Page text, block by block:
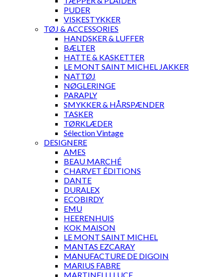
PUDER
VISKESTYKKER
TØJ & ACCESSORIES
HANDSKER & LUFFER
BÆLTER
HATTE & KASKETTER
LE MONT SAINT MICHEL JAKKER
NATTØJ
NØGLERINGE
PARAPLY
SMYKKER & HÅRSPÆNDER
TASKER
TØRKLÆDER
Sélection Vintage
DESIGNERE
AMES
BEAU MARCHÉ
CHARVET ÉDITIONS
DANTE
DURALEX
ECOBIRDY
EMU
HEERENHUIS
KOK MAISON
LE MONT SAINT MICHEL
MANTAS EZCARAY
MANUFACTURE DE DIGOIN
MARIUS FABRE
MARTINELLI LUCE